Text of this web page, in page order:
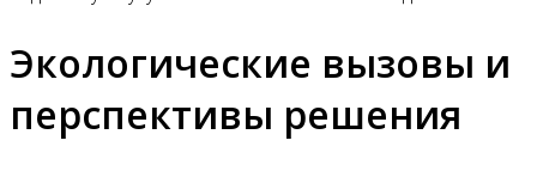
Экологические вызовы и
перспективы решения